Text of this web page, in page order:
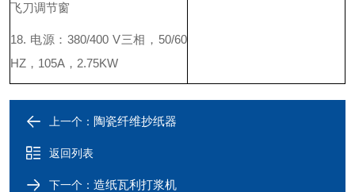
飞刀调节窗
18. 电源：380/400 V三相， 50/60
HZ ， 105A ， 2.75KW
上一个： 陶瓷纤维抄纸器
返回列表
下一个： 造纸瓦利打浆机